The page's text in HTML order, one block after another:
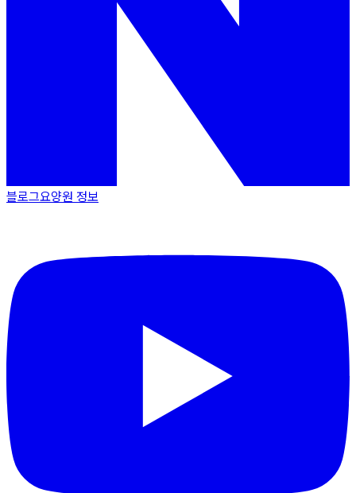
블로그요양원 정보